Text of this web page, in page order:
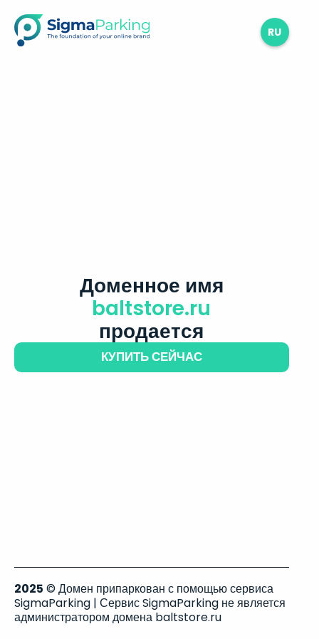
RU
Доменное имя
baltstore.ru
продается
КУПИТЬ СЕЙЧАС
2025 © Домен припаркован с помощью сервиса
SigmaParking | Сервис SigmaParking не является
администратором домена baltstore.ru